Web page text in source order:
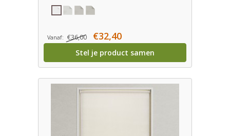
Vanaf: €36,00 €32,40
Stel je product samen